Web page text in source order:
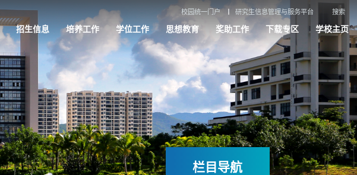
校园统一门户 研究生信息管理与服务平台 搜索
招生信息 培养工作 学位工作 思想教育 奖助工作 下载专区 学校主页
栏目导航